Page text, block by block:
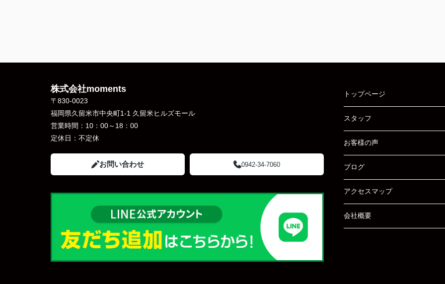
株式会社moments
〒830-0023
福岡県久留米市中央町1-1 久留米ヒルズモール
営業時間： 10：00～18：00
定休日： 不定休
お問い合わせ 0942-34-7060
トップページ
スタッフ
お客様の声
ブログ
アクセスマップ
会社概要